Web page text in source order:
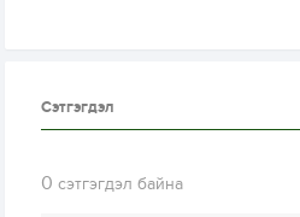
Сэтгэгдэл
0 сэтгэгдэл байна